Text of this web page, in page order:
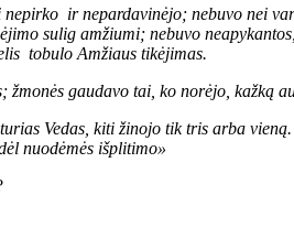
ir nepardavinėjo; nebuvo nei
sulig amžiumi; nebuvo
tobulo Amžiaus tikėjimas.
gaudavo tai, ko norėjo, kažką
Vedas, kiti žinojo tik tris arba
nuodėmės išplitimo»